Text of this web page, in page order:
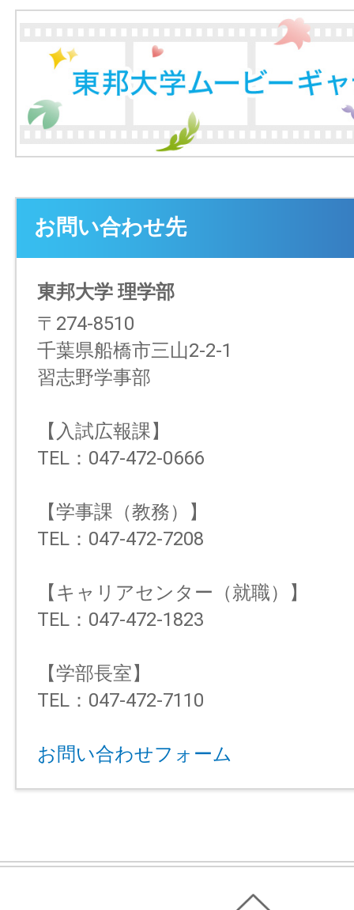
お問い合わせ先
東邦大学 理学部
〒274-8510
千葉県船橋市三山2-2-1
習志野学事部
【入試広報課】
TEL：047-472-0666
【学事課（教務）】
TEL：047-472-7208
【キャリアセンター（就職）】
TEL：047-472-1823
【学部長室】
TEL：047-472-7110
お問い合わせフォーム